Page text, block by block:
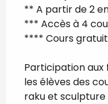
** A partir de 2
*** Accès à 4
**** Cours
Participation
les élèves des
raku et